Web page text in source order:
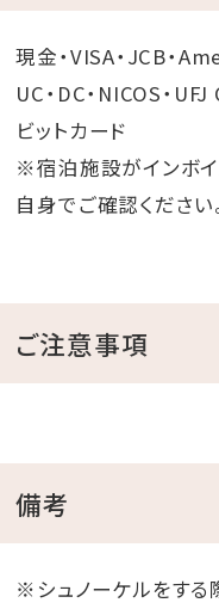
現金・VISA・JCB・
UC・DC・NICOS・
ビットカード
※宿泊施設がインボ
自身でご確認ください
ご注意事項
備考
※シュノーケルをする